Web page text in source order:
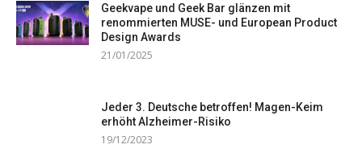
Geekvape und Geek Bar glänzen mit
renommierten MUSE- und European Product
Design Awards
21/01/2025
Jeder 3. Deutsche betroffen! Magen-Keim
erhöht Alzheimer-Risiko
19/12/2023